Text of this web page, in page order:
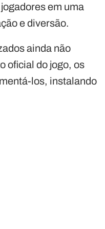
em uma
e diversão.
ainda não
oficial do jogo, os
los, instalando